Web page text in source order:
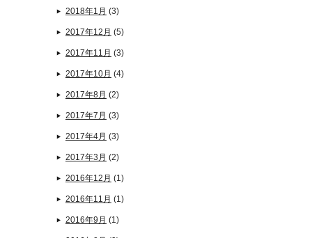
2018年1月 (3)
2017年12月 (5)
2017年11月 (3)
2017年10月 (4)
2017年8月 (2)
2017年7月 (3)
2017年4月 (3)
2017年3月 (2)
2016年12月 (1)
2016年11月 (1)
2016年9月 (1)